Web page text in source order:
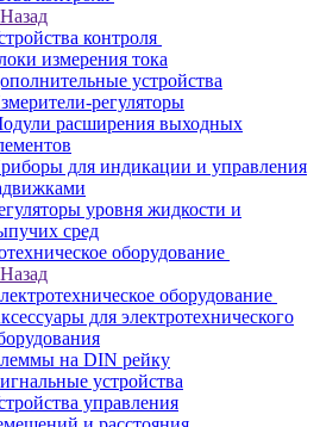
Назад
контроля
измерения тока
устройства
регуляторы
расширения выходных
для индикации и управления
уровня жидкости и
сред
оборудование
Назад
оборудование
для электротехнического
на DIN рейку
устройства
управления